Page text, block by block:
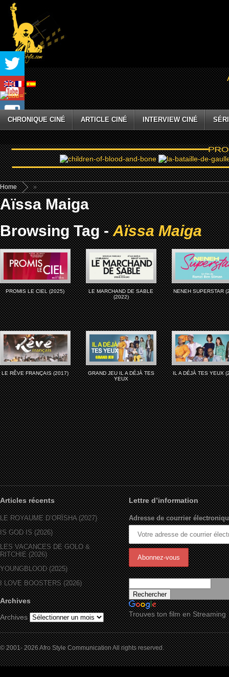
CHRONIQUE CINÉ ARTICLE CINÉ INTERVIEW CINÉ
Home »
Aïssa Maiga
Browsing Tag -Aïssa Maiga
PROMIS LE CIEL (2025)
LE MARCHAND DE SABLE
(2022)
NENEH SUPERSTAR
LE RÊVE FRANÇAIS (2017)
GRAND JEU IL A DÉJÀ TES
YEUX
IL A DÉJÀ TES YEUX
Articles récents
LE ROYAUME D’ORÏSHA (2027)
IS GOD IS (2026)
LES VACANCES DE GOLO &
RITCHIE (2026)
YOUNGBLOOD (2025)
I LOVE BOOSTERS (2026)
Archives
Archives
Lettre d’information
Adresse de courrier
Trouves ton film en Streaming
© 2001- 2026 Afro Style Communication All rights reserved.